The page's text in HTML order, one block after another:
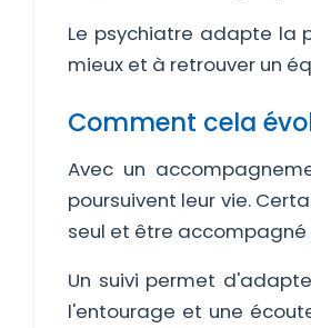
Le psychiatre adapte la
mieux et à retrouver un
Comment cela
Avec un
poursuivent leur vie.
seul et être
Un suivi permet
l'entourage et une